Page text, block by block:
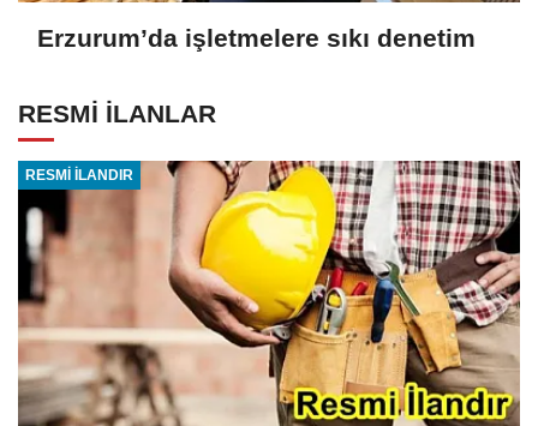
Erzurum’da işletmelere sıkı denetim
RESMİ İLANLAR
RESMİ İLANDIR